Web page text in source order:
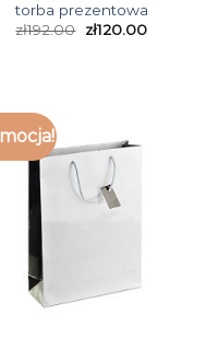
torba prezentowa
zł192.00 zł120.00